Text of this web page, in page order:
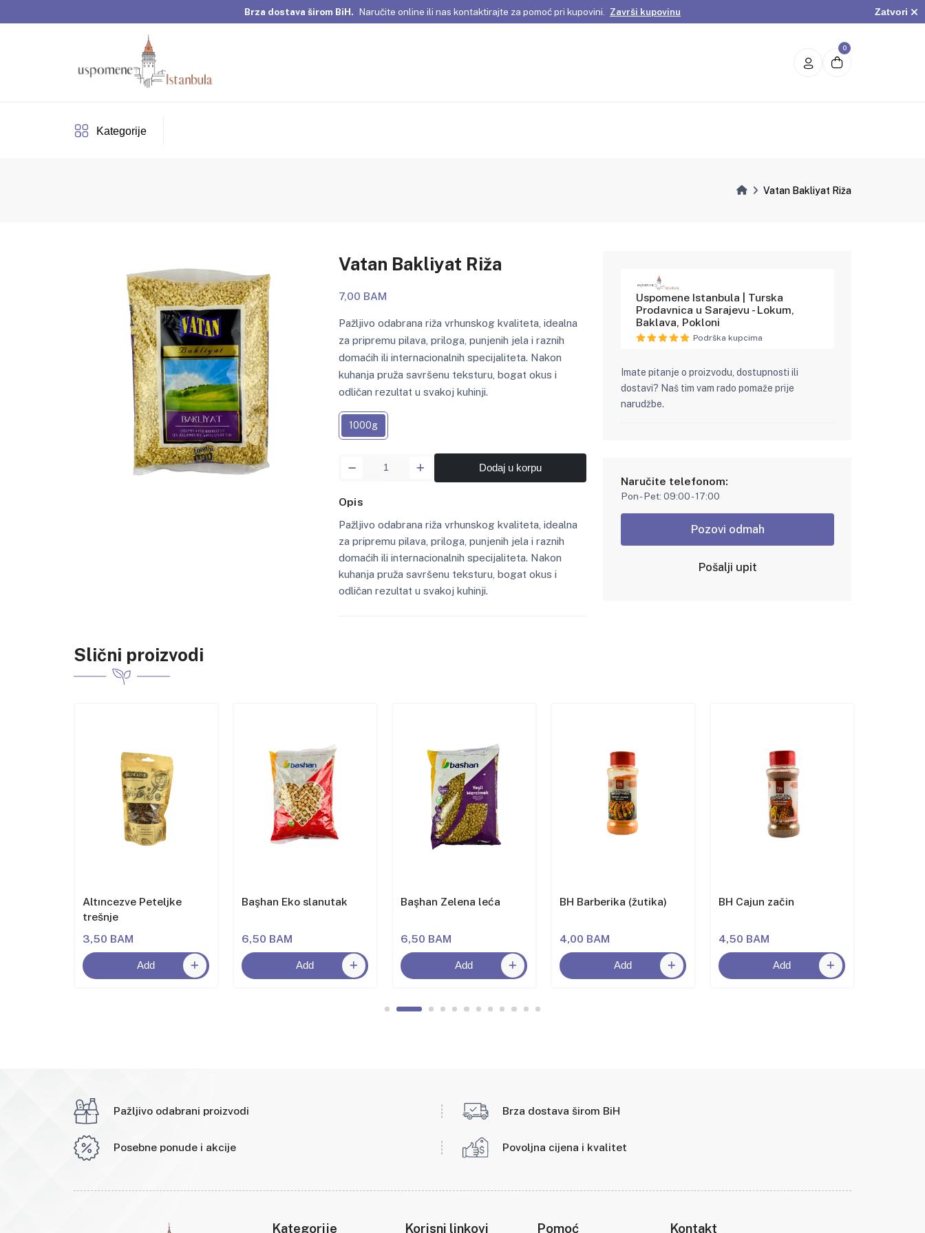
Brza dostava širom BiH. Naručite online ili nas kontaktirajte za pomoć pri kupovini.
Završi kupovinu
Dobrodošli u Uspomene Istanbula! Pažljivo odabrani proizvodi i posebne ponude za vas. Pogledaj ponudu
Zatvori
0
Kategorije
Vatan Bakliyat Riža
Vatan Bakliyat Riža
7,00 BAM
Pažljivo odabrana riža vrhunskog kvaliteta, idealna
za pripremu pilava, priloga, punjenih jela i raznih
domaćih ili internacionalnih specijaliteta. Nakon
kuhanja pruža savršenu teksturu, bogat okus i
odličan rezultat u svakoj kuhinji.
1000g
Dodaj u korpu
Opis
Pažljivo odabrana riža vrhunskog kvaliteta, idealna
za pripremu pilava, priloga, punjenih jela i raznih
domaćih ili internacionalnih specijaliteta. Nakon
kuhanja pruža savršenu teksturu, bogat okus i
odličan rezultat u svakoj kuhinji.
Uspomene Istanbula | Turska
Prodavnica u Sarajevu - Lokum,
Baklava, Pokloni
Podrška kupcima
Imate pitanje o proizvodu, dostupnosti ili
dostavi? Naš tim vam rado pomaže prije
narudžbe.
Naručite telefonom:
Pon - Pet: 09:00 - 17:00
Pozovi odmah
Pošalji upit
Slični proizvodi
Altıncezve Peteljke
trešnje
3,50 BAM
Add
Başhan Eko slanutak
6,50 BAM
Add
Başhan Zelena leća
6,50 BAM
Add
BH Barberika (žutika)
4,00 BAM
Add
BH Cajun začin
4,50 BAM
Add
Pažljivo odabrani proizvodi Brza dostava širom BiH
Posebne ponude i akcije Povoljna cijena i kvalitet
Kategorije Korisni linkovi Pomoć Kontakt